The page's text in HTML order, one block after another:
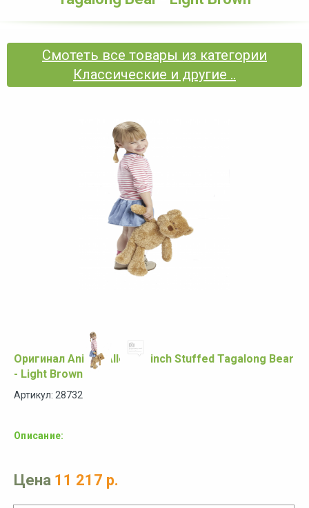
Смотеть все товары из категории
Классические и другие ..
Оригинал Animal Alley 20-inch Stuffed Tagalong Bear
- Light Brown
Артикул: 28732
Описание:
Цена 11 217 р.